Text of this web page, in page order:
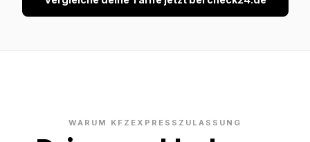
WARUM KFZEXPRESSZULASSUNG